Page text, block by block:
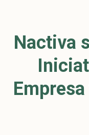
Nactiva